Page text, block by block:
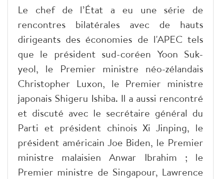
Le chef de l’État a eu une série de
rencontres bilatérales avec de hauts
dirigeants des économies de l'APEC tels
que le président sud-coréen Yoon Suk-
yeol, le Premier ministre néo-zélandais
Christopher Luxon, le Premier ministre
japonais Shigeru Ishiba. Il a aussi rencontré
et discuté avec le secrétaire général du
Parti et président chinois Xi Jinping, le
président américain Joe Biden, le Premier
ministre malaisien Anwar Ibrahim ; le
Premier ministre de Singapour, Lawrence